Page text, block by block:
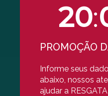
20:
PROMOÇÃO
Informe seus
abaixo, nossos
ajudar a